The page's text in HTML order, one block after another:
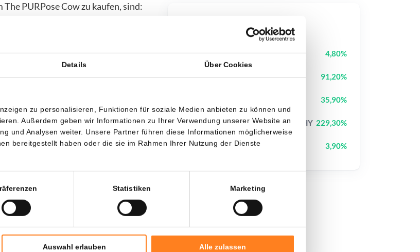
Details Über Cookies
zu personalisieren, Funktionen für soziale Medien anbieten zu können und
Außerdem geben wir Informationen zu Ihrer Verwendung unserer Website an
und Analysen weiter. Unsere Partner führen diese Informationen möglicherweise
bereitgestellt haben oder die sie im Rahmen Ihrer Nutzung der Dienste
Statistiken Marketing
Auswahl erlauben Alle zulassen
PURPose Cow zu kaufen, sind:
finden Sie auf unserer
Seit
$300,00
Pudgy Penguins PENGU 4,80%
Tutorial TUT 91,20%
35,90%
Jimothy The Raccoon JIMOTHY 229,30%
Pi Network PI 3,90%